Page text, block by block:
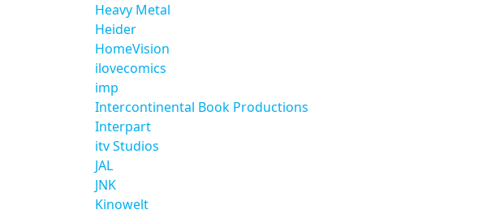
Heavy Metal
Heider
HomeVision
ilovecomics
imp
Intercontinental Book Productions
Interpart
itv Studios
JAL
JNK
Kinowelt